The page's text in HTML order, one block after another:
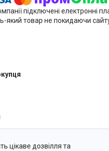
підключені електронні
який товар не покидаючи
цікаве дозвілля та